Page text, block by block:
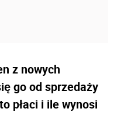
z nowych
go od sprzedaży
płaci i ile wynosi